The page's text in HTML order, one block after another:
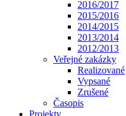
2016/2017
2015/2016
2014/2015
2013/2014
2012/2013
Veřejné zakázky
Realizované
Vypsané
Zrušené
Časopis
Projekty